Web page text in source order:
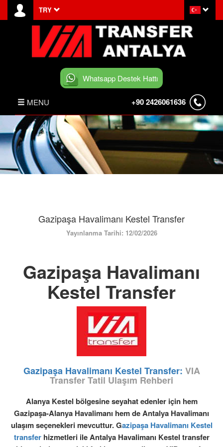
TRY
Whatsapp Destek Hattı
MENU +90 2426061636
ANASAYFA
HABERLER
BELEK TRANSFER
ÜYE GİRİŞİ / KAYIT
Gazipaşa Havalimanı Kestel Transfer
Yayınlanma Tarihi: 12/02/2026
Gazipaşa Havalimanı
Kestel Transfer
Gazipaşa Havalimanı Kestel Transfer: VIA
Transfer Tatil Ulaşım Rehberi
Alanya Kestel bölgesine seyahat edenler için hem
Gazipaşa-Alanya Havalimanı hem de Antalya Havalimanı
ulaşım seçenekleri mevcuttur. Gazipaşa Havalimanı Kestel
transferhizmetleri ile Antalya Havalimanı Kestel transfer